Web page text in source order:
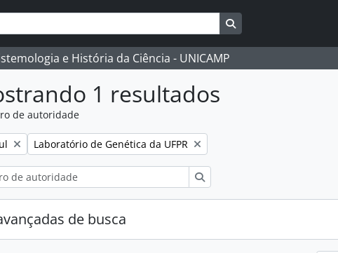
e História da Ciência - UNICAMP
1 resultados
de autoridade
Remover filtro:
Laboratório de Genética da UFPR
de busca